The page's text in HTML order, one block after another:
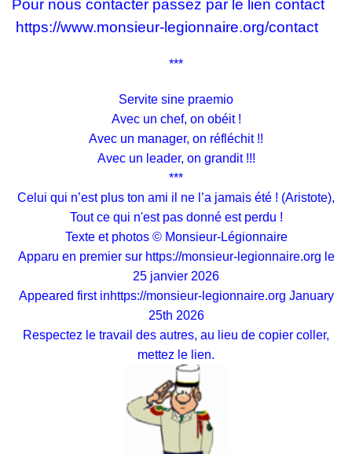
Pour nous contacter passez par le lien contact
https://www.monsieur-legionnaire.org/contact
***
Servite sine praemio
Avec un chef, on obéit !
Avec un manager, on réfléchit !!
Avec un leader, on grandit !!!
***
Celui qui n’est plus ton ami il ne l’a jamais été ! (Aristote),
Tout ce qui n'est pas donné est perdu !
Texte et photos © Monsieur-Légionnaire
Apparu en premier sur https://monsieur-legionnaire.org le
25 janvier 2026
Appeared first inhttps://monsieur-legionnaire.org January
25th 2026
Respectez le travail des autres, au lieu de copier coller,
mettez le lien.